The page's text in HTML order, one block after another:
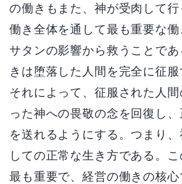
の働きもまた、神が受肉して
働き全体を通して最も重要な
サタンの影響から救うことで
きは堕落した人間を完全に征服
それによって、征服された人
った神への畏敬の念を回復し
を送れるようにする。つまり、
しての正常な生き方である。
最も重要で、経営の働きの核